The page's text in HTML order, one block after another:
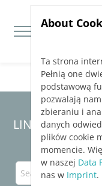
Jump directly to main
Jump directly to content
LINEAR
About
Ta strona
Pełnią one
podstawową
pozwalają
zbieraniu i
danych
plików cookie
momencie.
w naszej Data
nas w Imprint.